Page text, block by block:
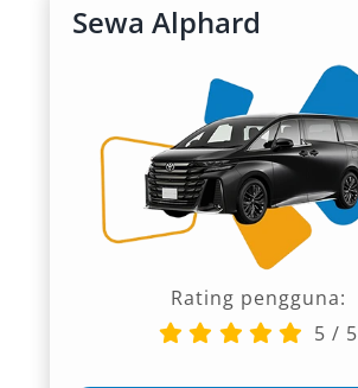
Sewa Alphard
Rating pengguna:
5 / 5